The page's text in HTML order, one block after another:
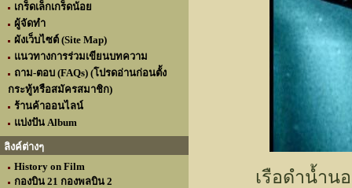
เกร็ดเล็กเกร็ดน้อย
ผู้จัดทำ
ผังเว็บไซต์ (Site Map)
แนวทางการร่วมเขียนบทความ
ถาม-ตอบ (FAQs) (โปรดอ่านก่อนตั้ง
กระทู้หรือสมัครสมาชิก)
ร้านค้าออนไลน์
แบ่งปัน Album
ลิงค์ต่างๆ
History on Film
กองบิน 21 กองพลบิน 2
เรือดำน้ำน